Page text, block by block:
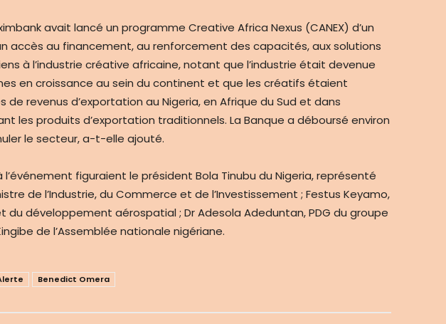
avait lancé un programme Creative Africa Nexus (CANEX) d’un
accès au financement, au renforcement des capacités, aux solutions
à l’industrie créative africaine, notant que l’industrie était devenue
en croissance au sein du continent et que les créatifs étaient
de revenus d’exportation au Nigeria, en Afrique du Sud et dans
les produits d’exportation traditionnels. La Banque a déboursé environ
le secteur, a-t-elle ajouté.
figuraient le président Bola Tinubu du Nigeria, représenté
de l’Industrie, du Commerce et de l’Investissement ; Festus Keyamo,
du développement aérospatial ; Dr Adesola Adeduntan, PDG du groupe
de l’Assemblée nationale nigériane.
Benedict Omera